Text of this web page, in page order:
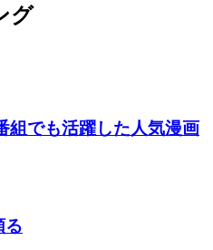
グ
組でも活躍した人気漫画
る